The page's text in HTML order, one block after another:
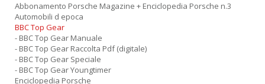
Abbonamento Porsche Magazine + Enciclopedia Porsche n.3
Automobili d epoca
BBC Top Gear
- BBC Top Gear Manuale
- BBC Top Gear Raccolta Pdf (digitale)
- BBC Top Gear Speciale
- BBC Top Gear Youngtimer
Enciclopedia Porsche